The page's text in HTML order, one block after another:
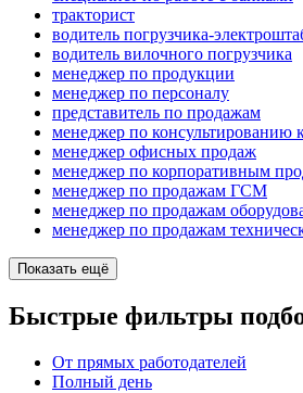
тракторист
водитель погрузчика-
водитель вилочного погрузчика
менеджер по продукции
менеджер по персоналу
представитель по продажам
менеджер по консультированию
менеджер офисных продаж
менеджер по корпоративным
менеджер по продажам ГСМ
менеджер по продажам
менеджер по продажам
Показать ещё
Быстрые фильтры
От прямых работодателей
Полный день